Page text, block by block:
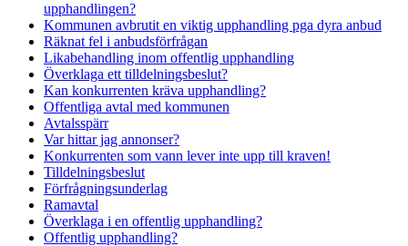
upphandlingen?
Kommunen avbrutit en viktig upphandling pga dyra anbud
Räknat fel i anbudsförfrågan
Likabehandling inom offentlig upphandling
Överklaga ett tilldelningsbeslut?
Kan konkurrenten kräva upphandling?
Offentliga avtal med kommunen
Avtalsspärr
Var hittar jag annonser?
Konkurrenten som vann lever inte upp till kraven!
Tilldelningsbeslut
Förfrågningsunderlag
Ramavtal
Överklaga i en offentlig upphandling?
Offentlig upphandling?